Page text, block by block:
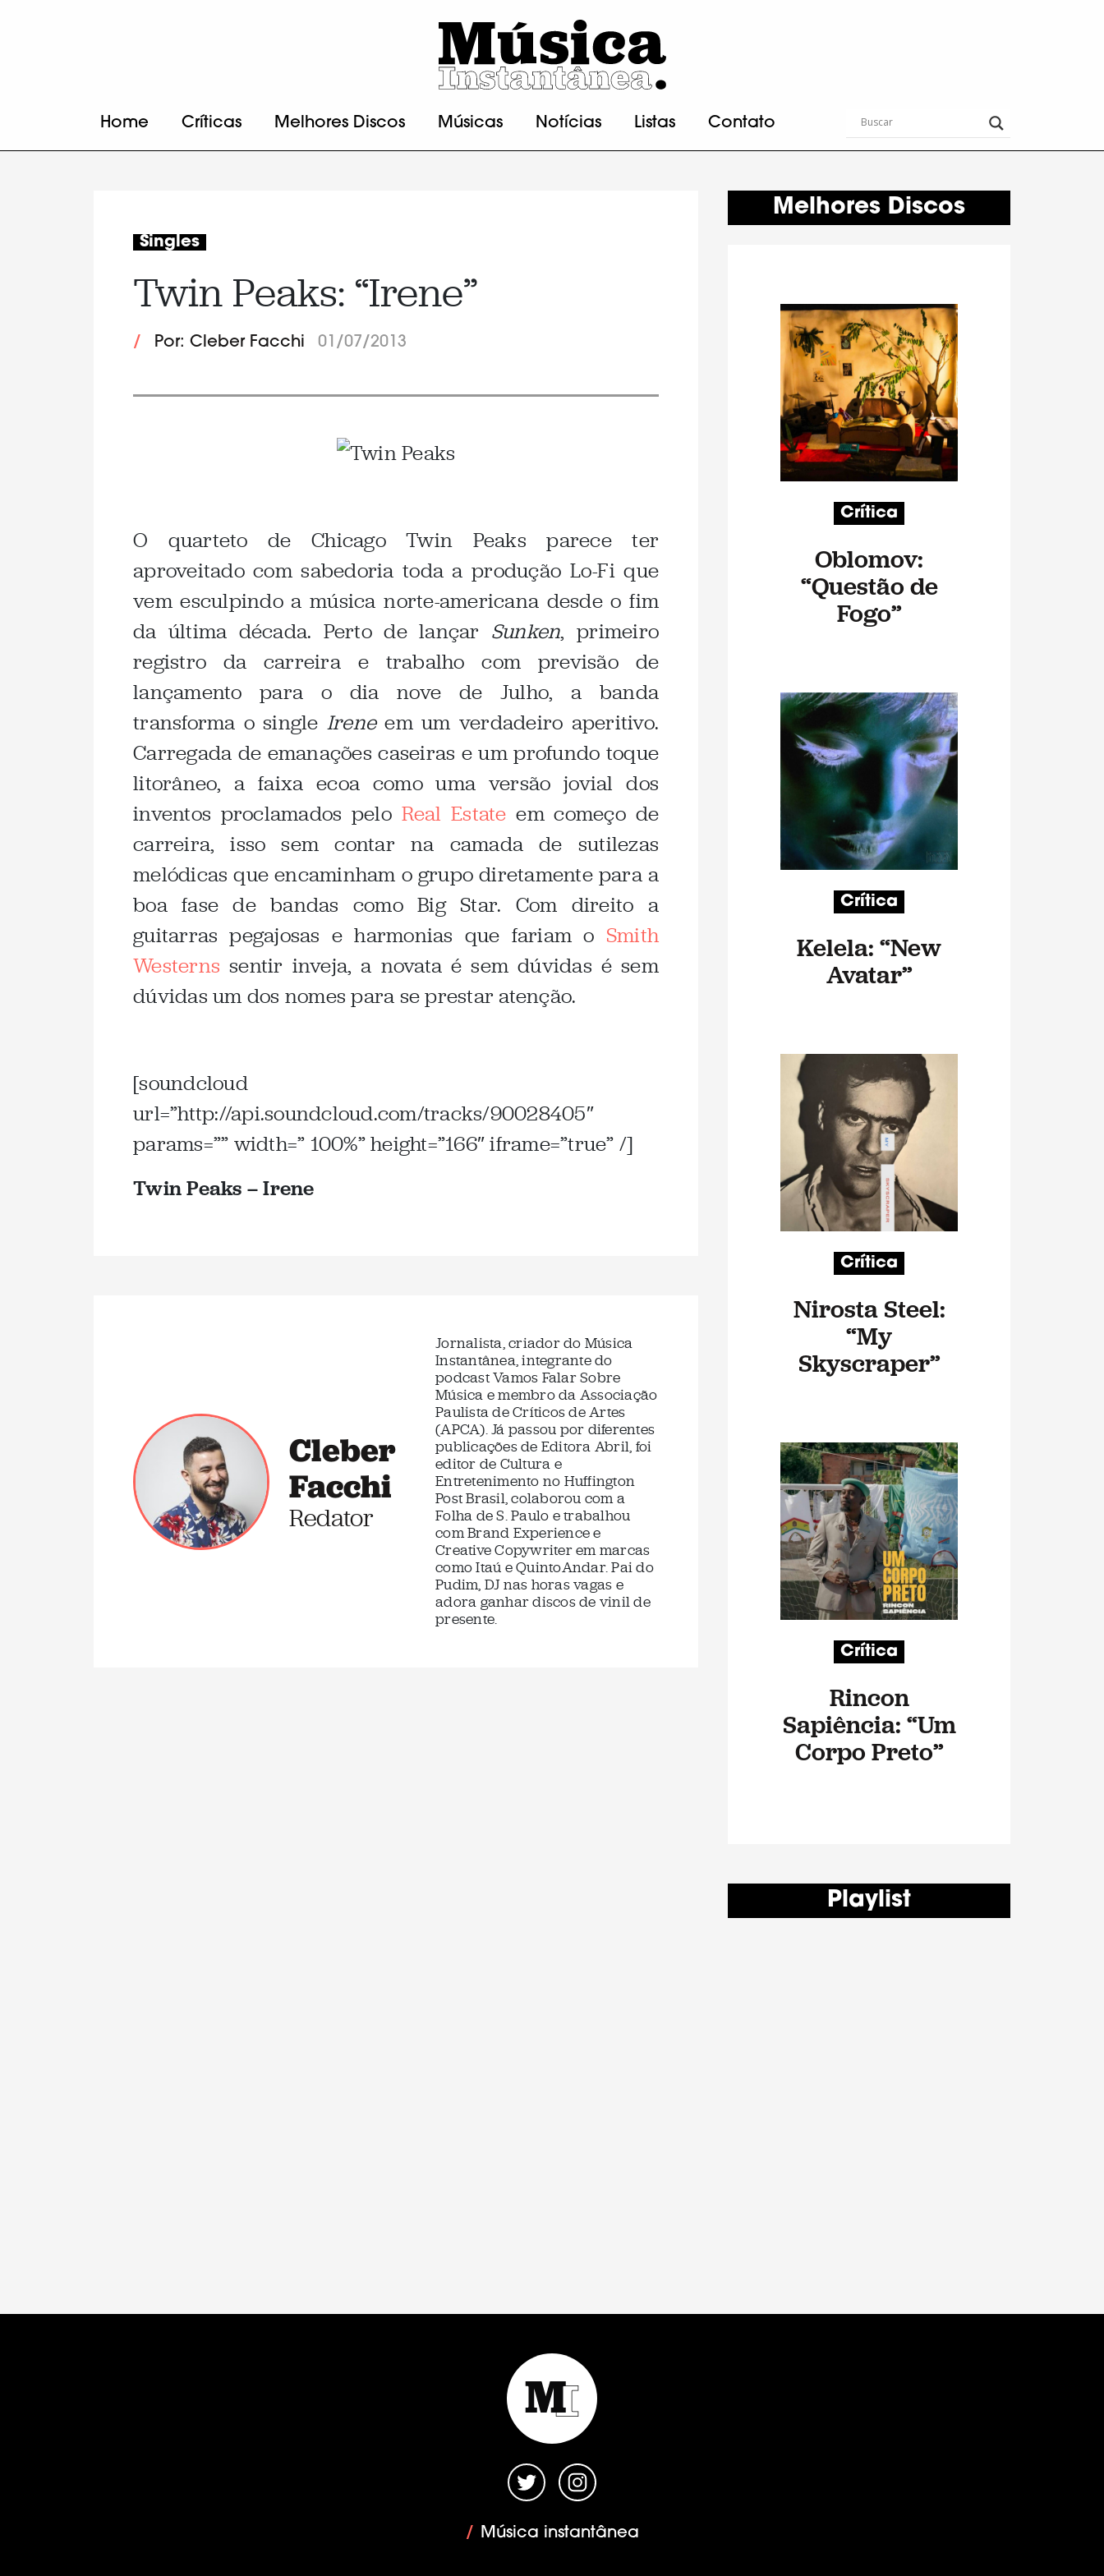
Home Críticas Melhores Discos Músicas Notícias Listas Contato
Singles
Twin Peaks: “Irene”
/ Por: Cleber Facchi 01/07/2013
O quarteto de Chicago Twin Peaks parece ter
aproveitado com sabedoria toda a produção Lo-Fi que
vem esculpindo a música norte-americana desde o fim
da última década. Perto de lançar Sunken, primeiro
registro da carreira e trabalho com previsão de
lançamento para o dia nove de Julho, a banda
transforma o single Ireneem um verdadeiro aperitivo.
Carregada de emanações caseiras e um profundo toque
litorâneo, a faixa ecoa como uma versão jovial dos
inventos proclamados pelo Real Estate em começo de
carreira, isso sem contar na camada de sutilezas
melódicas que encaminham o grupo diretamente para a
boa fase de bandas como Big Star. Com direito a
guitarras pegajosas e harmonias que fariam o Smith
Westerns sentir inveja, a novata é sem dúvidas é sem
dúvidas um dos nomes para se prestar atenção.
[soundcloud
url=”http://api.soundcloud.com/tracks/90028405″
params=”” width=” 100%” height=”166″ iframe=”true” /]
Twin Peaks – Irene
Cleber
Facchi
Redator
Jornalista, criador do Música
Instantânea, integrante do
podcast Vamos Falar Sobre
Música e membro da Associação
Paulista de Críticos de Artes
(APCA). Já passou por diferentes
publicações de Editora Abril, foi
editor de Cultura e
Entretenimento no Huffington
Post Brasil, colaborou com a
Folha de S. Paulo e trabalhou
com Brand Experience e
Creative Copywriter em marcas
como Itaú e QuintoAndar. Pai do
Pudim, DJ nas horas vagas e
adora ganhar discos de vinil de
presente.
Melhores Discos
Crítica
Oblomov:
“Questão de
Fogo”
Crítica
Kelela: “New
Avatar”
Crítica
Nirosta Steel:
“My
Skyscraper”
Crítica
Rincon
Sapiência: “Um
Corpo Preto”
Playlist
/ Música instantânea